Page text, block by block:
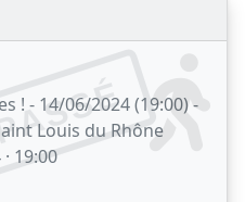
! - 14/06/2024 (19:00) -
Louis du Rhône
19:00